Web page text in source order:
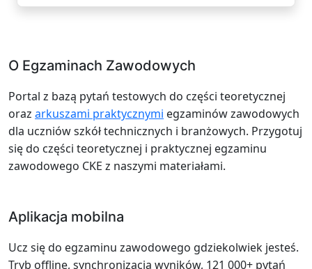
O Egzaminach Zawodowych
Portal z bazą pytań testowych do części teoretycznej
oraz arkuszami praktycznymi egzaminów zawodowych
dla uczniów szkół technicznych i branżowych. Przygotuj
się do części teoretycznej i praktycznej egzaminu
zawodowego CKE z naszymi materiałami.
Aplikacja mobilna
Ucz się do egzaminu zawodowego gdziekolwiek jesteś.
Tryb offline, synchronizacja wyników, 121 000+ pytań